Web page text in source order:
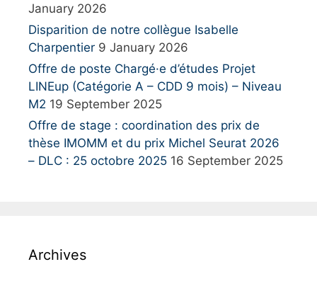
January 2026
Disparition de notre collègue Isabelle
Charpentier 9 January 2026
Offre de poste Chargé·e d’études Projet
LINEup (Catégorie A – CDD 9 mois) – Niveau
M2 19 September 2025
Offre de stage : coordination des prix de
thèse IMOMM et du prix Michel Seurat 2026
– DLC : 25 octobre 2025 16 September 2025
Archives